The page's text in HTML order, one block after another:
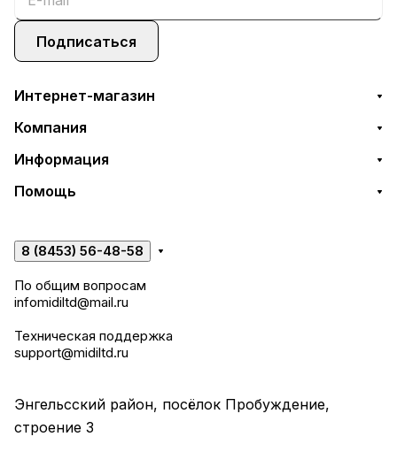
Подписаться
Интернет-магазин
Компания
Информация
Помощь
8 (8453) 56-48-58
По общим вопросам
infomidiltd@mail.ru
Техническая поддержка
support@midiltd.ru
Энгельсский район, посёлок Пробуждение,
строение 3